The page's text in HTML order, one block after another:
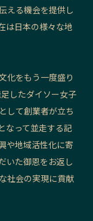
える機会を提供し
は日本の様々な地
化をもう一度盛り
したダイソー女子
して創業者が立ち
なって並走する記
や地域活性化に寄
いた御恩をお返し
社会の実現に貢献